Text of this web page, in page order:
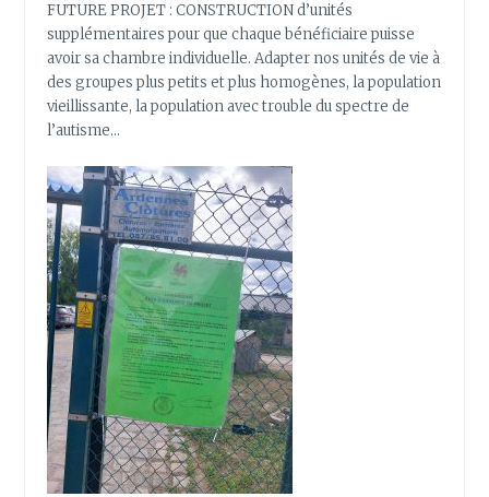
FUTURE PROJET : CONSTRUCTION d’unités
supplémentaires pour que chaque bénéficiaire puisse
avoir sa chambre individuelle. Adapter nos unités de vie à
des groupes plus petits et plus homogènes, la population
vieillissante, la population avec trouble du spectre de
l’autisme…